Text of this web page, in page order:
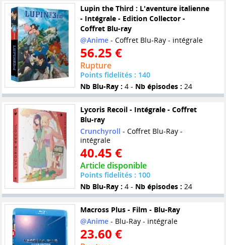
Lupin the Third : L'aventure italienne
- Intégrale - Edition Collector -
Coffret Blu-ray
@Anime- Coffret Blu-Ray - intégrale
56.25 €
Rupture
Points fidelités : 140
Nb Blu-Ray : 4 - Nb épisodes : 24
Lycoris Recoil - Intégrale - Coffret
Blu-ray
Crunchyroll - Coffret Blu-Ray -
intégrale
40.45 €
Article disponible
Points fidelités : 100
Nb Blu-Ray : 4 - Nb épisodes : 24
Macross Plus - Film - Blu-Ray
@Anime- Blu-Ray - intégrale
23.60 €